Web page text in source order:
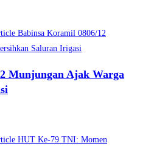
Munjungan Ajak Warga